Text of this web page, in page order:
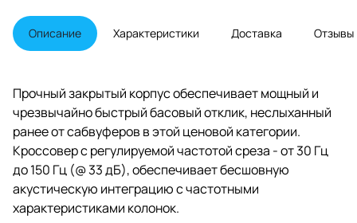
дюймовым (300-мм)
длинноходным драйвером с
диффузором из непрессованной
встроенным усилителем класса
D мощностью 300 Вт (450 Вт в
пике).
Описание Характеристики Доставка Отзывы
Прочный закрытый корпус обеспечивает мощный и
чрезвычайно быстрый басовый отклик, неслыханный
ранее от сабвуферов в этой ценовой категории.
Кроссовер с регулируемой частотой среза - от 30 Гц
до 150 Гц (@ 33 дБ), обеспечивает бесшовную
акустическую интеграцию с частотными
характеристиками колонок.